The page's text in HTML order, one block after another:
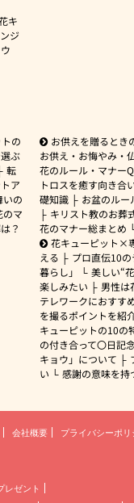
キ
ジ
の
ぶ
転
ア
いの
のマ
？
お供えを贈るとき
お供え・お悔やみ・
花のルール・マナー
トロスを癒す向き合
礎知識
お盆のルー
キリスト教のお葬
花のマナー総まとめ
花キューピット×
える
プロ直伝10
暮らし」
美しい“
楽しみたい
男性は
テレワークにおすす
を撮るポイントを紹
キューピットの10の
の付き合って〇日記
キョウ」について
い
感謝の意味を持
会社概要
プライバシーポリ
レゼント